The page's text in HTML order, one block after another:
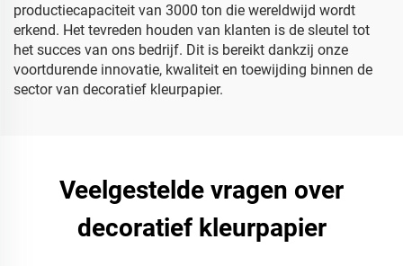
productiecapaciteit van 3000 ton die wereldwijd wordt
erkend. Het tevreden houden van klanten is de sleutel tot
het succes van ons bedrijf. Dit is bereikt dankzij onze
voortdurende innovatie, kwaliteit en toewijding binnen de
sector van decoratief kleurpapier.
Veelgestelde vragen over
decoratief kleurpapier